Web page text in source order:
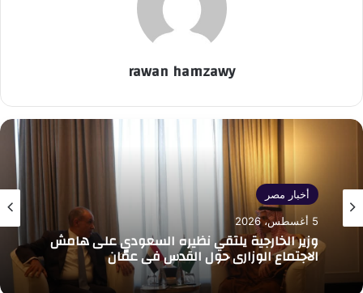
rawan hamzawy
أخبار مصر
5 أغسطس، 2026
وزير الخارجية يلتقي نظيره السعودي على هامش
الاجتماع الوزاري حول القدس في عمّان